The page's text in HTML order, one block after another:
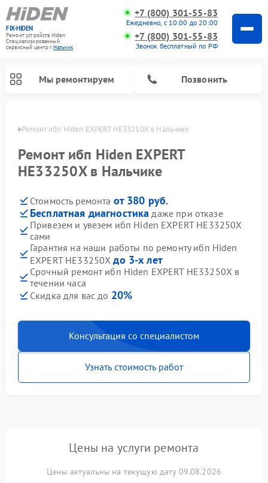
FIX-HIDEN
Ремонт устройств Hiden
Специализированный
cервисный центр г.Нальчик
+7 (800) 301-55-83
Ежедневно, с 10:00 до 20:00
+7 (800) 301-55-83
Звонок бесплатный по РФ
Мы ремонтируем Позвонить
Ремонт ибп Hiden EXPERT HE33250X в Нальчике
Ремонт ибп Hiden EXPERT
HE33250X в Нальчике
Стоимость ремонта от 380 руб.
Бесплатная диагностика даже при отказе
Привезем и увезем ибп Hiden EXPERT HE33250X
сами
Гарантия на наши работы по ремонту ибп Hiden
EXPERT HE33250Xдо 3-х лет
Срочный ремонт ибп Hiden EXPERT HE33250X в
течении часа
Скидка для вас до 20%
Консультация со специалистом
Узнать стоимость работ
Цены на услуги ремонта
Цены актуальны на текущую дату 09.08.2026